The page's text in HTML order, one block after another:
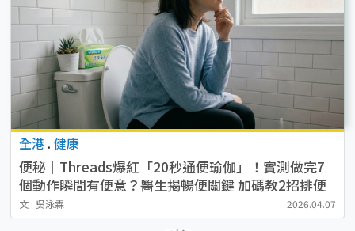
全港 . 健康
便秘｜Threads爆紅「20秒通便瑜伽」！實測做完7
個動作瞬間有便意？醫生揭暢便關鍵 加碼教2招排便
秘技
文 : 吳泳霖 2026.04.07